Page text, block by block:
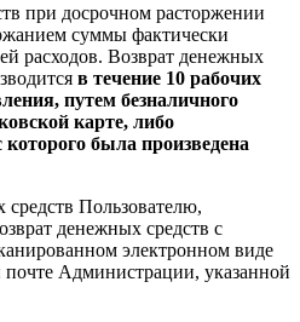
при досрочном расторжении
суммы фактически
расходов. Возврат денежных
в течение 10 рабочих
путем безналичного
карте, либо
была произведена
средств Пользователю,
денежных средств с
электронном виде
Администрации, указанной